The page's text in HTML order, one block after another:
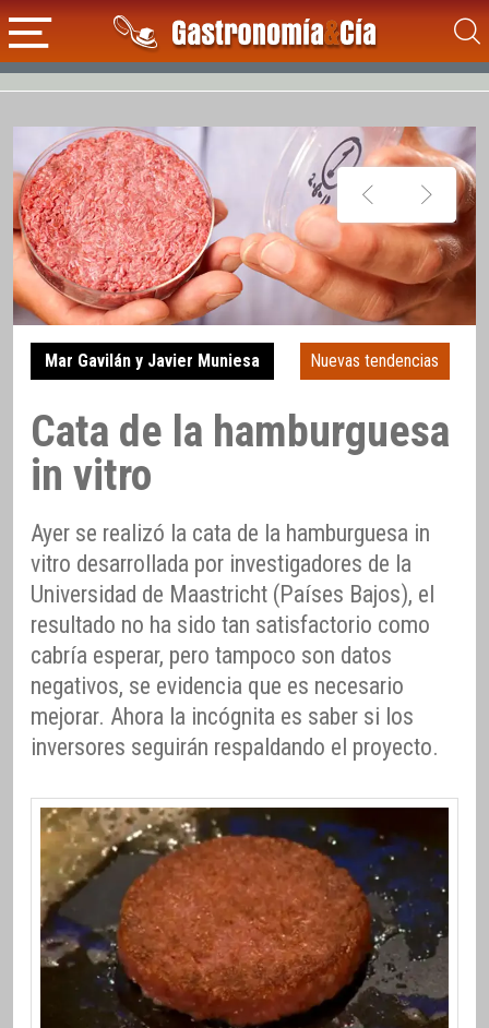
Mar Gavilán y Javier Muniesa Nuevas tendencias
Cata de la hamburguesa
in vitro
Ayer se realizó la cata de la hamburguesa in
vitro desarrollada por investigadores de la
Universidad de Maastricht (Países Bajos), el
resultado no ha sido tan satisfactorio como
cabría esperar, pero tampoco son datos
negativos, se evidencia que es necesario
mejorar. Ahora la incógnita es saber si los
inversores seguirán respaldando el proyecto.